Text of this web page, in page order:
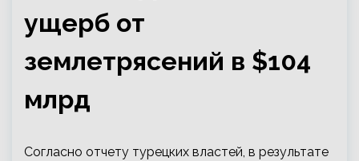
ущерб от
землетрясений в $104
млрд
Согласно отчету турецких властей, в результате